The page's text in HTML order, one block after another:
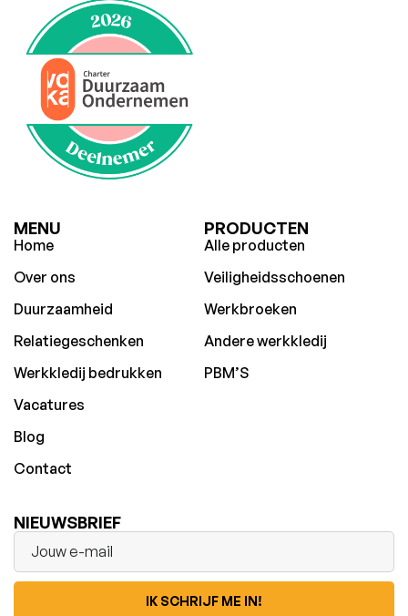
MENU
Home
Over ons
Duurzaamheid
Relatiegeschenken
Werkkledij bedrukken
Vacatures
Blog
Contact
PRODUCTEN
Alle producten
Veiligheidsschoenen
Werkbroeken
Andere werkkledij
PBM’S
NIEUWSBRIEF
IK SCHRIJF ME IN!